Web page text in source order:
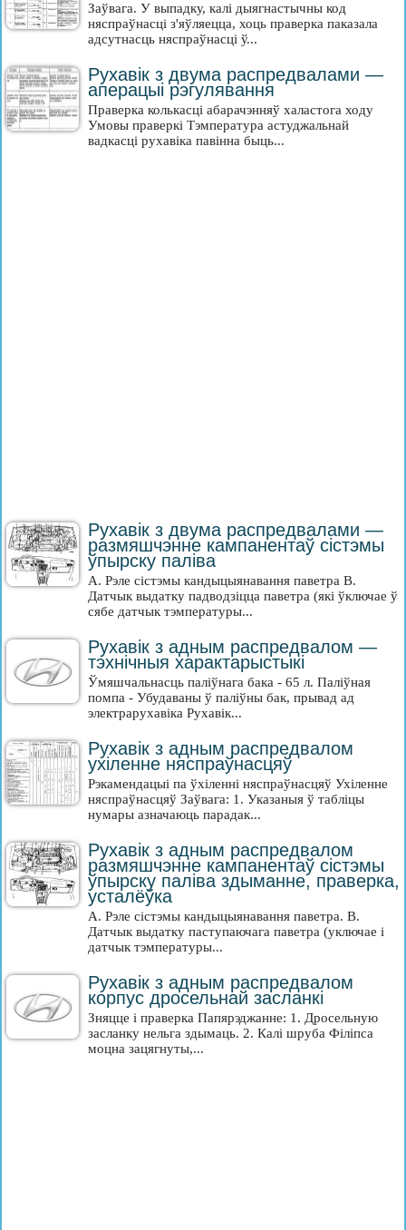
Заўвага. У выпадку, калі дыягнастычны код
няспраўнасці з'яўляецца, хоць праверка паказала
адсутнасць няспраўнасці ў...
Рухавік з двума распредвалами —
аперацыі рэгулявання
Праверка колькасці абарачэнняў халастога ходу
Умовы праверкі Тэмпература астуджальнай
вадкасці рухавіка павінна быць...
Рухавік з двума распредвалами —
размяшчэнне кампанентаў сістэмы
ўпырску паліва
A. Рэле сістэмы кандыцыянавання паветра B.
Датчык выдатку падводзіцца паветра (які ўключае ў
сябе датчык тэмпературы...
Рухавік з адным распредвалом —
тэхнічныя характарыстыкі
Ўмяшчальнасць паліўнага бака - 65 л. Паліўная
помпа - Убудаваны ў паліўны бак, прывад ад
электрарухавіка Рухавік...
Рухавік з адным распредвалом
ухіленне няспраўнасцяў
Рэкамендацыі па ўхіленні няспраўнасцяў Ухіленне
няспраўнасцяў Заўвага: 1. Указаныя ў табліцы
нумары азначаюць парадак...
Рухавік з адным распредвалом
размяшчэнне кампанентаў сістэмы
ўпырску паліва здыманне, праверка,
усталёўка
A. Рэле сістэмы кандыцыянавання паветра. B.
Датчык выдатку паступаючага паветра (уключае і
датчык тэмпературы...
Рухавік з адным распредвалом
корпус дросельнай засланкі
Зняцце і праверка Папярэджанне: 1. Дросельную
засланку нельга здымаць. 2. Калі шруба Філіпса
моцна зацягнуты,...